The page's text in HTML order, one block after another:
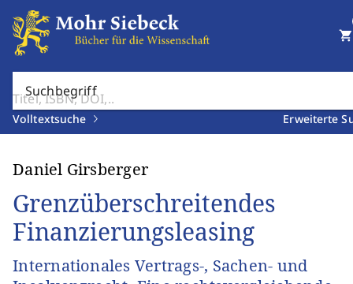
Suchbegriff
Volltextsuche Erweiterte
shopping_cart
Daniel Girsberger
Grenzüberschreitendes
Finanzierungsleasing
Internationales Vertrags-, Sachen- und